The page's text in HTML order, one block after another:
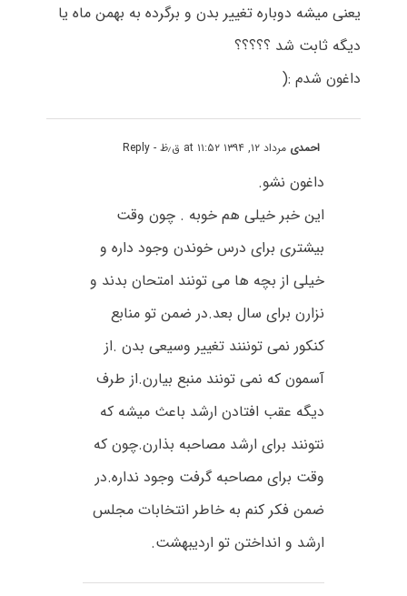
یعنی میشه دوباره تغییر بدن و برگرده به بهمن ماه یا
دیگه ثابت شد ؟؟؟؟؟
داغون شدم :(
احمدی مرداد ۱۲, ۱۳۹۴ at ۱۱:۵۲ ق٫ظ - Reply
داغون نشو.
این خبر خیلی هم خوبه . چون وقت
بیشتری برای درس خوندن وجود داره و
خیلی از بچه ها می تونند امتحان بدند و
نزارن برای سال بعد.در ضمن تو منابع
کنکور نمی توننند تغییر وسیعی بدن .از
آسمون که نمی تونند منبع بیارن.از طرف
دیگه عقب افتادن ارشد باعث میشه که
نتونند برای ارشد مصاحبه بذارن.چون که
وقت برای مصاحبه گرفت وجود نداره.در
ضمن فکر کنم به خاطر انتخابات مجلس
ارشد و انداختن تو اردیبهشت.